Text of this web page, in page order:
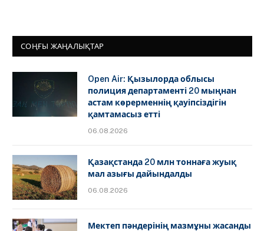
СОҢҒЫ ЖАҢАЛЫҚТАР
Open Air: Қызылорда облысы
полиция департаменті 20 мыңнан
астам көрерменнің қауіпсіздігін
қамтамасыз етті
06.08.2026
Қазақстанда 20 млн тоннаға жуық
мал азығы дайындалды
06.08.2026
Мектеп пәндерінің мазмұны жасанды